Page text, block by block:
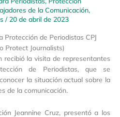
de la Comunicación,
/ 20 de abril de 2023
Protección de Periodistas CPJ
Protect Journalists)
recibió la visita de representantes
de Periodistas, que se
la situación actual sobre la
de la comunicación.
Jeannine Cruz, presentó a los